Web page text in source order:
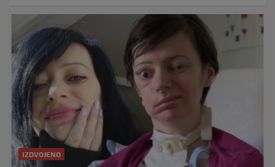
IZDVOJENO